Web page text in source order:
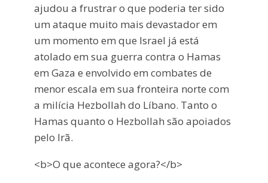
ajudou a frustrar o que poderia ter sido
um ataque muito mais devastador em
um momento em que Israel já está
atolado em sua guerra contra o Hamas
em Gaza e envolvido em combates de
menor escala em sua fronteira norte com
a milícia Hezbollah do Líbano. Tanto o
Hamas quanto o Hezbollah são apoiados
pelo Irã.
<b>O que acontece agora?</b>